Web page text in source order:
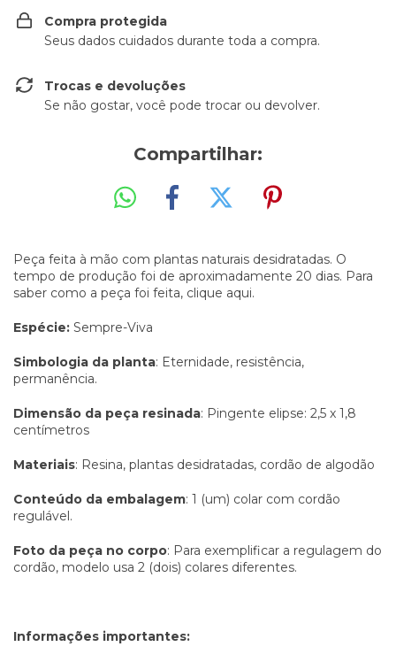
Compra protegida
Seus dados cuidados durante toda a compra.
Trocas e devoluções
Se não gostar, você pode trocar ou devolver.
Compartilhar:
Peça feita à mão com plantas naturais desidratadas. O
tempo de produção foi de aproximadamente 20 dias. Para
saber como a peça foi feita, clique aqui.
Espécie: Sempre-Viva
Simbologia da planta: Eternidade, resistência,
permanência.
Dimensão da peça resinada: Pingente elipse: 2,5 x 1,8
centímetros
Materiais: Resina, plantas desidratadas, cordão de algodão
Conteúdo da embalagem: 1 (um) colar com cordão
regulável.
Foto da peça no corpo: Para exemplificar a regulagem do
cordão, modelo usa 2 (dois) colares diferentes.
Informações importantes: